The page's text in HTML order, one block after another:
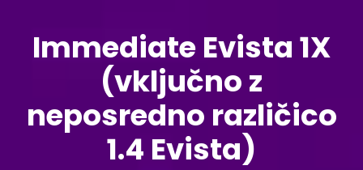
Immediate Evista 1X
(vključno z
neposredno različico
1.4 Evista)